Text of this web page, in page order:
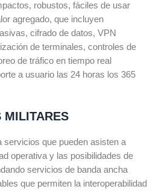
robustos, fáciles de usar
agregado, que incluyen
cifrado de datos, VPN
de terminales, controles de
de tráfico en tiempo real
a usuario las 24 horas los 365
MILITARES
servicios que pueden asisten a
operativa y las posibilidades de
servicios de banda ancha
que permiten la interoperabilidad